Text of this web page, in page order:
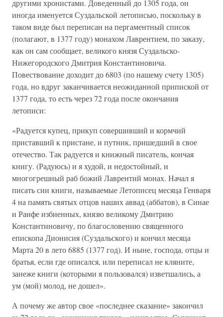
другими хронистами. Доведенный до 1305 года, он
иногда именуется Суздальской летописью, поскольку в
таком виде был переписан на пергаментный список
(полагают, в 1377 году) монахом Лаврентием, по заказу,
как он сам сообщает, великого князя Суздальско-
Нижегородского Дмитрия Константиновича.
Повествование доходит до 6803 (по нашему счету 1305)
года, но вдруг заканчивается неожиданной припиской от
1377 года, то есть через 72 года после окончания
летописи:
«Радуется купец, прикуп совершивший и кормчий
приставший к пристане, и путник, пришедший в свое
отечество. Так радуется и книжный писатель, кончая
книгу. (Радуюсь) и я худой, и недостойный, и
многогрешный раб божий Лаврентий монах. Начал я
писать сии книги, называемые Летописец месяца Генваря
4 на память святых отцов наших аввад (аббатов), в Синае
и Раифе избиенных, князю великому Дмитрию
Константиновичу, по благословению священного
епископа Дионисия (Суздальского) и кончил месяца
Марта 20 в лето 6885 (1377 год). И ныне, господа, отцы и
братья, если где описался, или переписал не кляните,
занеже книги (которыми я пользовался) изветшались, а
ум (мой) молод, не дошел».
А почему же автор свое «последнее сказание» закончил